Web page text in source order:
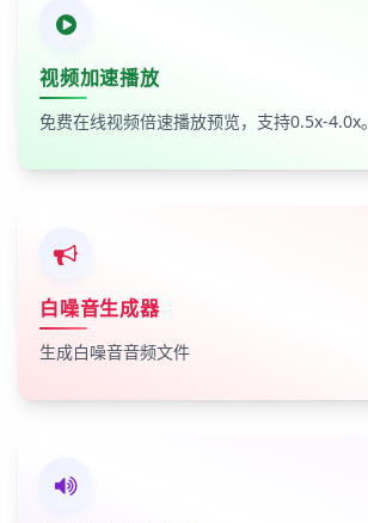
视频加速播放
免费在线视频倍速播放预览，支持0.5x-4.0x。
白噪音生成器
生成白噪音音频文件